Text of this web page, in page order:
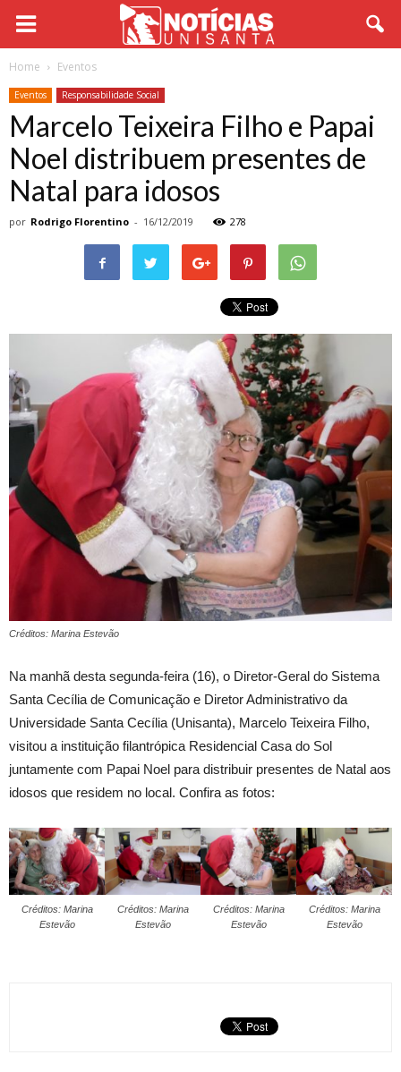
Home Eventos
Eventos Responsabilidade Social
Marcelo Teixeira Filho e Papai
Noel distribuem presentes de
Natal para idosos
por Rodrigo Florentino - 16/12/2019 278
Créditos: Marina Estevão
Na manhã desta segunda-feira (16), o Diretor-Geral do Sistema
Santa Cecília de Comunicação e Diretor Administrativo da
Universidade Santa Cecília (Unisanta), Marcelo Teixeira Filho,
visitou a instituição filantrópica Residencial Casa do Sol
juntamente com Papai Noel para distribuir presentes de Natal aos
idosos que residem no local. Confira as fotos:
Créditos: Marina
Estevão
Créditos: Marina
Estevão
Créditos: Marina
Estevão
Créditos: Marina
Estevão